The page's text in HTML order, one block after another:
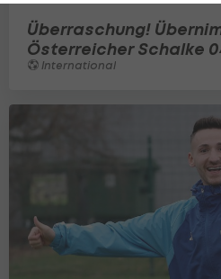
Überraschung!
Österreicher Schalke
International